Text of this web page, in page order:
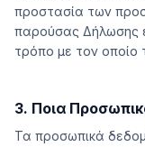
προστασία των
παρούσας Δήλωσης
τρόπο με τον οποίο
3. Ποια
Τα προσωπικά